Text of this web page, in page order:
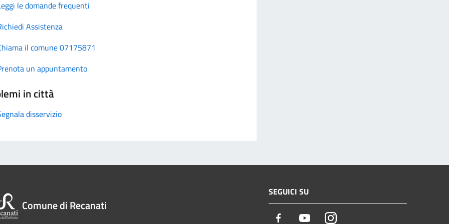
le domande frequenti
Assistenza
il comune 07175871
un appuntamento
in città
disservizio
Comune di Recanati
SEGUICI SU
Facebook YoutubeInstagram